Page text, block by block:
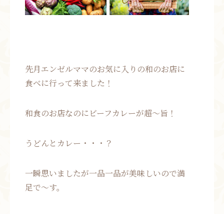
先月エンゼルママのお気に入りの和のお店に
食べに行って来ました！
和食のお店なのにビーフカレーが超～旨！
うどんとカレー・・・？
一瞬思いましたが一品一品が美味しいので満
足で～す。